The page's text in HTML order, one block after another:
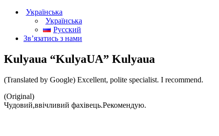
Українська
Українська
Русский
Зв’язатись з нами
Kulyaua “KulyaUA” Kulyaua
(Translated by Google) Excellent, polite specialist. I recommend.
(Original)
Чудовий,ввічливий фахівець.Рекомендую.